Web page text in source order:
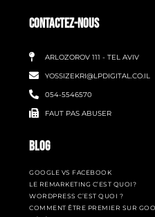
CONTACTEZ-NOUS
ARLOZOROV 111 - TEL AVIV
YOSSIZEKRI@LPDIGITAL.CO.IL
054-5546570
FAUT PAS ABUSER
BLOG
GOOGLE VS FACEBOOK
LE REMARKETING C’EST QUOI?
WORDPRESS C’EST QUOI ?
COMMENT ÊTRE PREMIER SUR